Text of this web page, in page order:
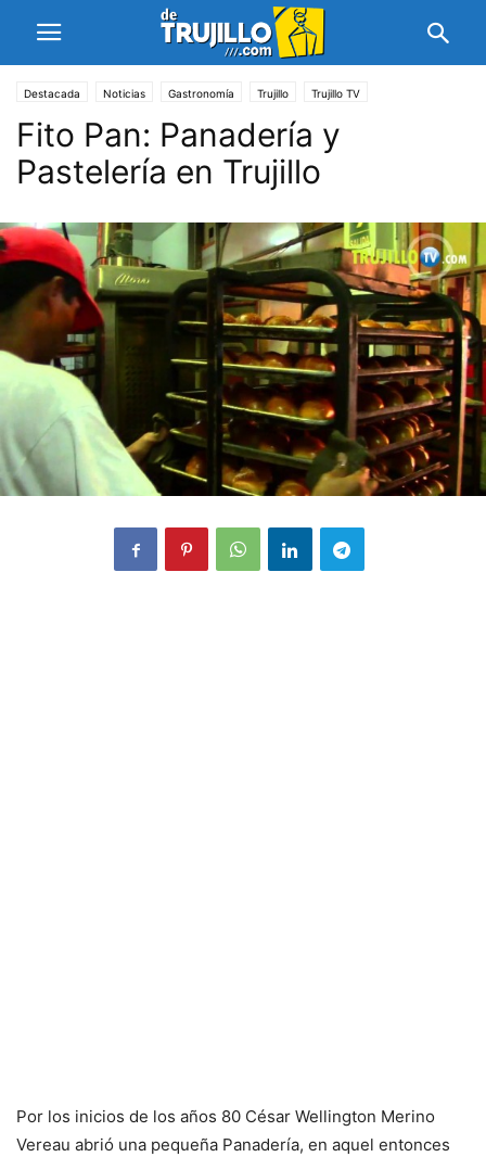
Destacada Noticias Gastronomía Trujillo Trujillo TV
Fito Pan: Panadería y
Pastelería en Trujillo
Por los inicios de los años 80 César Wellington Merino
Vereau abrió una pequeña Panadería, en aquel entonces